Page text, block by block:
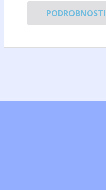
PODROBNOSTI